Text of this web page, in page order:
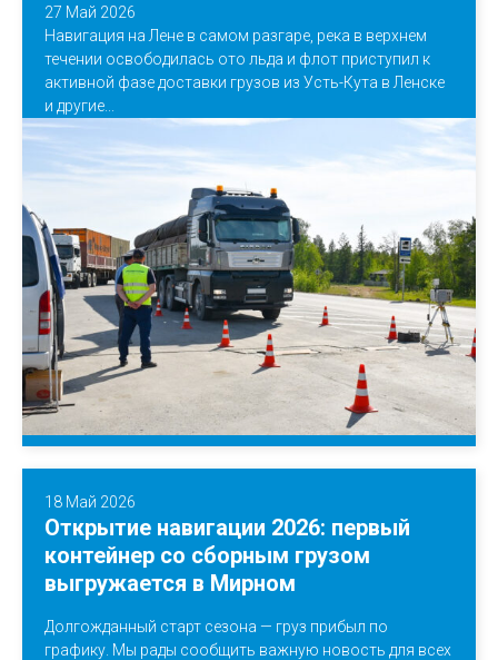
27 Май 2026
Навигация на Лене в самом разгаре, река в верхнем
течении освободилась ото льда и флот приступил к
активной фазе доставки грузов из Усть-Кута в Ленске
и другие...
18 Май 2026
Открытие навигации 2026: первый
контейнер со сборным грузом
выгружается в Мирном
Долгожданный старт сезона — груз прибыл по
графику. Мы рады сообщить важную новость для всех